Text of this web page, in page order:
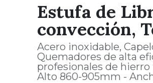
Estufa de
convección,
Acero inoxidable,
Quemadores de alta
profesionales de hierro
Alto 860-905mm -